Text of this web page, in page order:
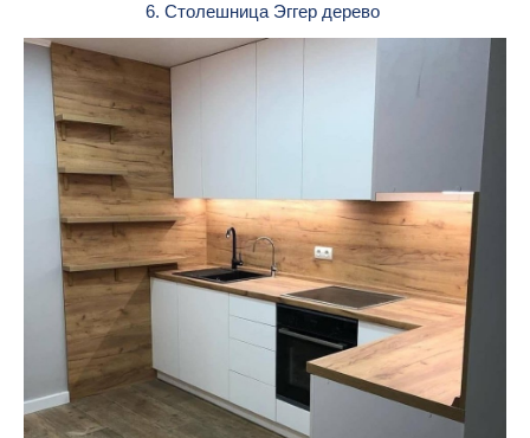
6. Столешница Эггер дерево